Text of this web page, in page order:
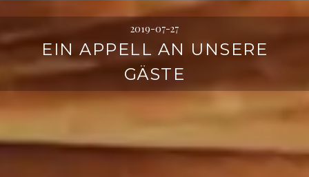
2019-07-27
EIN APPELL AN UNSERE
GÄSTE